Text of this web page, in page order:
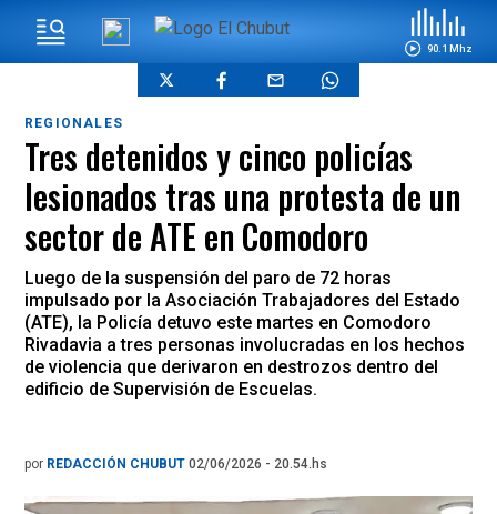
90.1 Mhz
REGIONALES
Tres detenidos y cinco policías
lesionados tras una protesta de un
sector de ATE en Comodoro
Luego de la suspensión del paro de 72 horas
impulsado por la Asociación Trabajadores del Estado
(ATE), la Policía detuvo este martes en Comodoro
Rivadavia a tres personas involucradas en los hechos
de violencia que derivaron en destrozos dentro del
edificio de Supervisión de Escuelas.
por REDACCIÓN CHUBUT 02/06/2026 - 20.54.hs